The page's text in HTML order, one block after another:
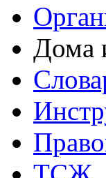
Дома